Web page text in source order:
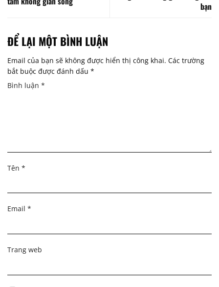
bạn
ĐỂ LẠI MỘT BÌNH LUẬN
Email của bạn sẽ không được hiển thị công khai. Các trường
bắt buộc được đánh dấu *
Bình luận *
Tên *
Email *
Trang web